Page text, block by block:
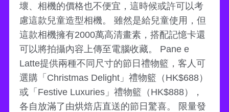
壞、相機的價格也不便宜，這時候或許可以考
慮這款兒童造型相機。 雖然是給兒童使用，但
這款相機擁有2000萬高清畫素，搭配記憶卡還
可以將拍攝內容上傳至電腦收藏。 Pane e
Latte提供兩種不同尺寸的節日禮物籃，客人可
選購「Christmas Delight」禮物籃（HK$688）
或「Festive Luxuries」禮物籃（HK$888），
各自放滿了由烘焙店直送的節日驚喜。 限量發